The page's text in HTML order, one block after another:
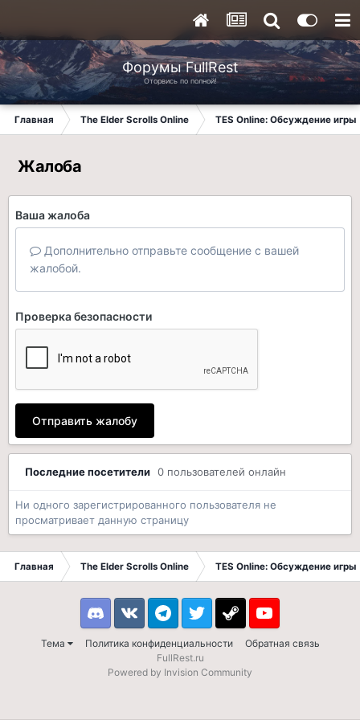
Форумы FullRest
Оторвись по полной!
Главная The Elder Scrolls Online TES Online: Обсуждение игры
Жалоба
Ваша жалоба
Дополнительно отправьте сообщение с вашей
жалобой.
Проверка безопасности
Отправить жалобу
Последние посетители 0 пользователей онлайн
Ни одного зарегистрированного пользователя не
просматривает данную страницу
Главная The Elder Scrolls Online TES Online: Обсуждение игры
Тема Политика конфиденциальности Обратная связь
DiscordVK TelegramTwitter Steam Youtube
FullRest.ru
Powered by Invision Community